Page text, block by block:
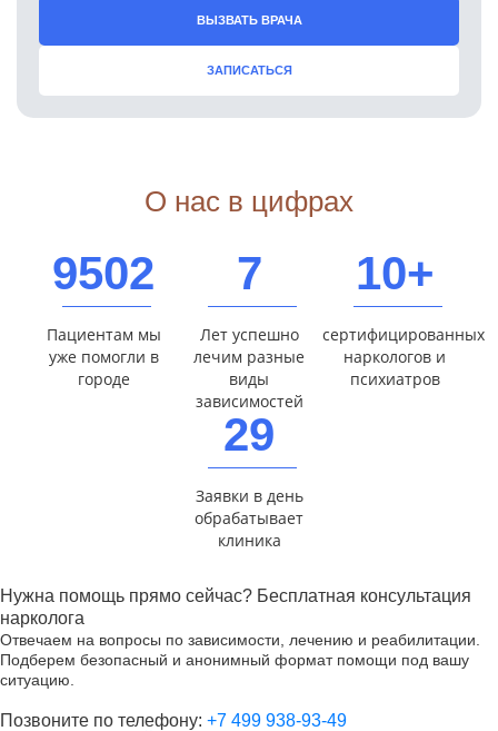
ВЫЗВАТЬ ВРАЧА
ЗАПИСАТЬСЯ
О нас в цифрах
9502
Пациентам мы
уже помогли в
городе
7
Лет успешно
лечим разные
виды
зависимостей
10+
сертифицированных
наркологов и
психиатров
29
Заявки в день
обрабатывает
клиника
Нужна помощь прямо сейчас? Бесплатная консультация
нарколога
Отвечаем на вопросы по зависимости, лечению и реабилитации.
Подберем безопасный и анонимный формат помощи под вашу
ситуацию.
Позвоните по телефону: +7 499 938-93-49